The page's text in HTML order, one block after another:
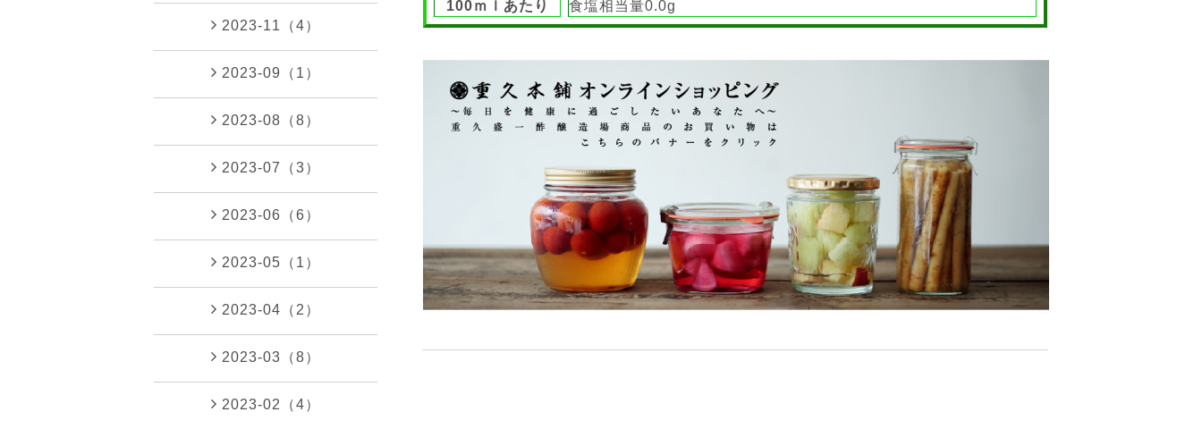
100ｍｌあたり
食塩相当量0.0g
2023-11（4）
2023-09（1）
2023-08（8）
2023-07（3）
2023-06（6）
2023-05（1）
2023-04（2）
2023-03（8）
2023-02（4）